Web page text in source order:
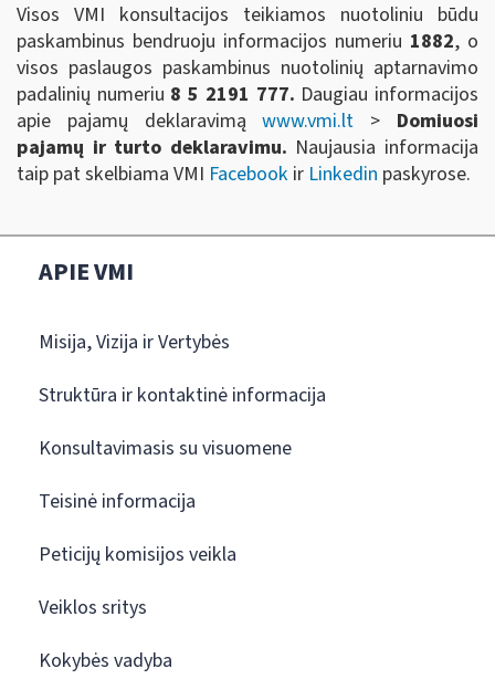
Visos VMI konsultacijos teikiamos nuotoliniu būdu
paskambinus bendruoju informacijos numeriu 1882, o
visos paslaugos paskambinus nuotolinių aptarnavimo
padalinių numeriu 8 5 2191 777. Daugiau informacijos
apie pajamų deklaravimąwww.vmi.lt > Domiuosi
pajamų ir turto deklaravimu. Naujausia informacija
taip pat skelbiama VMI Facebook ir Linkedin paskyrose.
APIE VMI
Misija, Vizija ir Vertybės
Struktūra ir kontaktinė informacija
Konsultavimasis su visuomene
Teisinė informacija
Peticijų komisijos veikla
Veiklos sritys
Kokybės vadyba